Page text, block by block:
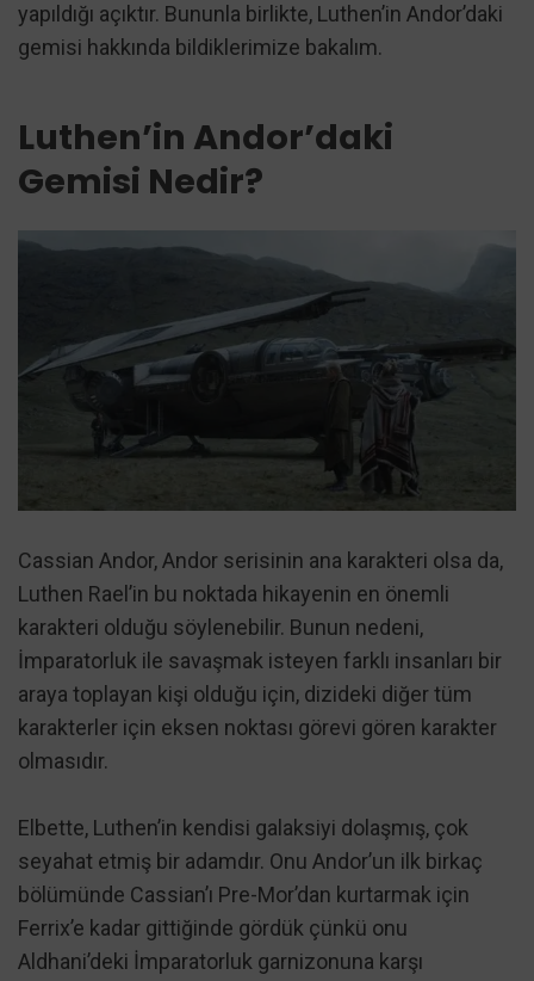
yapıldığı açıktır. Bununla birlikte, Luthen’in Andor’daki
gemisi hakkında bildiklerimize bakalım.
Luthen’in Andor’daki
Gemisi Nedir?
Cassian Andor, Andor serisinin ana karakteri olsa da,
Luthen Rael’in bu noktada hikayenin en önemli
karakteri olduğu söylenebilir. Bunun nedeni,
İmparatorluk ile savaşmak isteyen farklı insanları bir
araya toplayan kişi olduğu için, dizideki diğer tüm
karakterler için eksen noktası görevi gören karakter
olmasıdır.
Elbette, Luthen’in kendisi galaksiyi dolaşmış, çok
seyahat etmiş bir adamdır. Onu Andor’un ilk birkaç
bölümünde Cassian’ı Pre-Mor’dan kurtarmak için
Ferrix’e kadar gittiğinde gördük çünkü onu
Aldhani’deki İmparatorluk garnizonuna karşı